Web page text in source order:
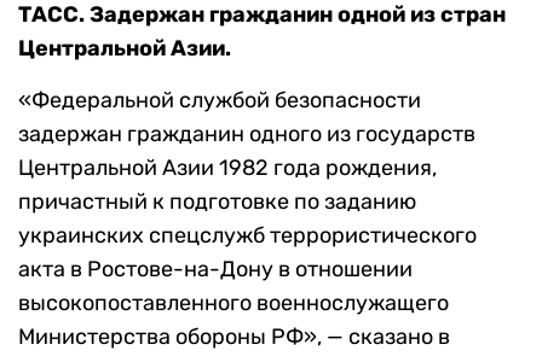
ТАСС. Задержан гражданин одной из стран
Центральной Азии.
«Федеральной службой безопасности
задержан гражданин одного из государств
Центральной Азии 1982 года рождения,
причастный к подготовке по заданию
украинских спецслужб террористического
акта в Ростове-на-Дону в отношении
высокопоставленного военнослужащего
Министерства обороны РФ», — сказано в